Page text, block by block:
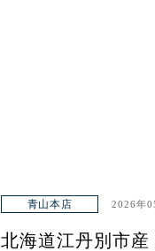
青山本店 2026年
北海道江丹別市